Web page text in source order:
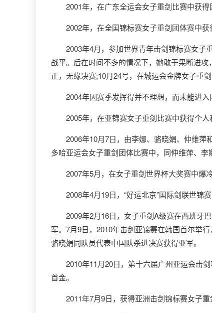
2001年，在广东全运会女子重剑比赛中获得
2002年，在全国锦标赛女子重剑团体赛中获
2003年4月，参加世界青年击剑锦标赛女子重
战平。后在时间不多的情况下，她敢于果断进
正，无缘决赛;10月24号，在城运会金牌女子重
2004年因赛季发挥得并不理想，而未能进入
2005年，在亚锦赛女子重剑比赛中获得个人
2006年10月7日，由李娜、骆晓娟、仲维萍
多哈亚运会女子重剑团体比赛中，同仲维萍、
2007年5月，在女子重剑世界杯大奖赛中爆冷
2008年4月19日，“好运北京”国际剑联世锦赛
2009年2月16日，女子重剑A级赛在西班牙巴
军。7月9日，2010年击剑亚锦赛在韩国首尔举
骆晓娟同队员代表中国队杀进决赛获得亚军。
2010年11月20日，第十六届广州亚运会击剑
首金。
2011年7月9日，获得亚洲击剑锦标赛女子重